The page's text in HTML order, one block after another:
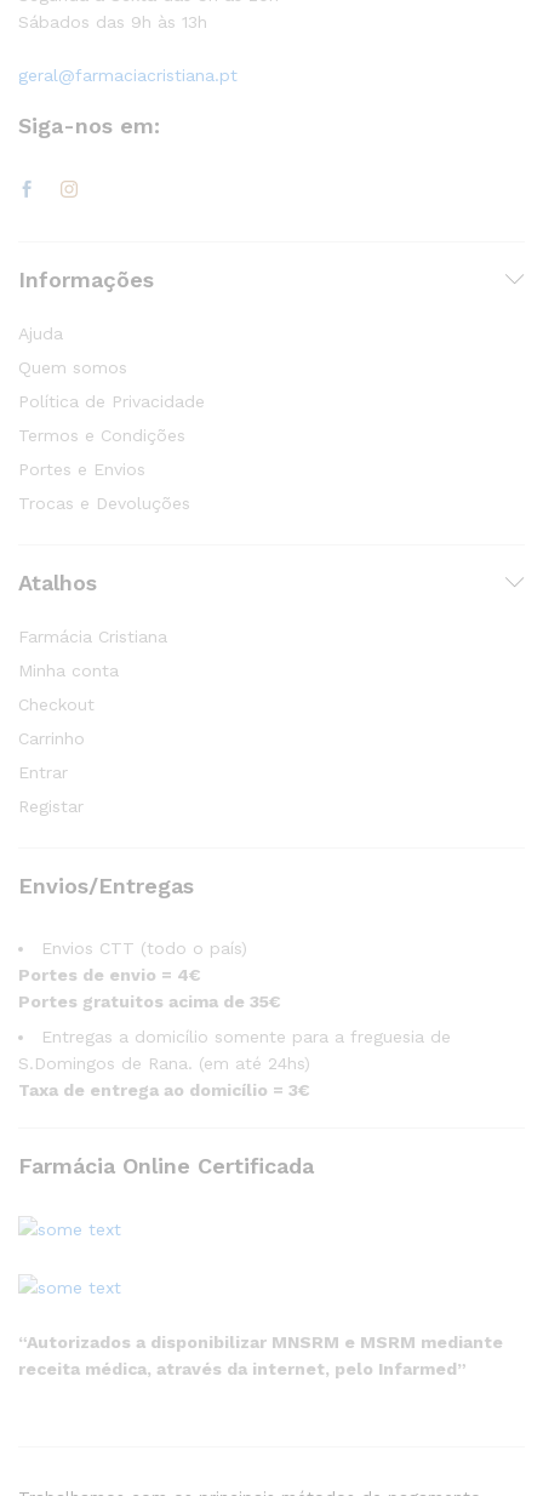
Sábados das 9h às 13h
geral@farmaciacristiana.pt
Siga-nos em:
Informações
Ajuda
Quem somos
Política de Privacidade
Termos e Condições
Portes e Envios
Trocas e Devoluções
Atalhos
Farmácia Cristiana
Minha conta
Checkout
Carrinho
Entrar
Registar
Envios/Entregas
Envios CTT (todo o país)
Portes de envio = 4€
Portes gratuitos acima de 35€
Entregas a domicílio somente para a freguesia de
S.Domingos de Rana. (em até 24hs)
Taxa de entrega ao domicílio = 3€
Farmácia Online Certificada
“Autorizados a disponibilizar MNSRM e MSRM mediante
receita médica, através da internet, pelo Infarmed”